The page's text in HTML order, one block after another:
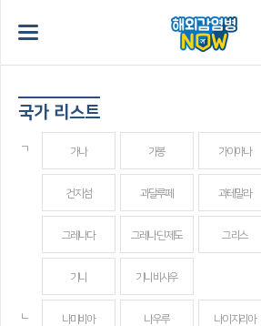
국가 리스트
ㄱ 가나 가봉 가이아나
건지섬 과달루페 과테말라
그레나다 그레나딘 제도 그리스
기니 기니비사우
ㄴ 나미비아 나우루 나이지리아